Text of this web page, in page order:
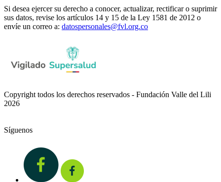
Si desea ejercer su derecho a conocer, actualizar, rectificar o suprimir
sus datos, revise los artículos 14 y 15 de la Ley 1581 de 2012 o
envíe un correo a: datospersonales@fvl.org.co
Copyright todos los derechos reservados - Fundación Valle del Lili
2026
Síguenos